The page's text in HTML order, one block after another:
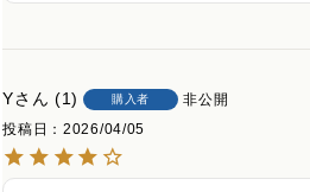
Y 1 購入者
非公開
投稿日
2026/04/05